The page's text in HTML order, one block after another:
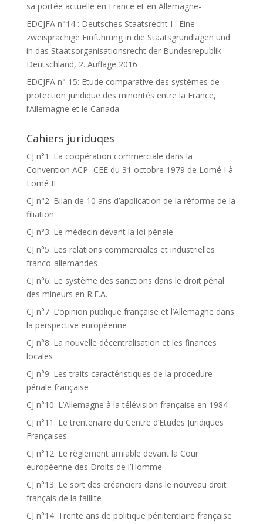
sa portée actuelle en France et en Allemagne-
EDCJFA n°14 : Deutsches Staatsrecht I : Eine
zweisprachige Einführung in die Staatsgrundlagen und
in das Staatsorganisationsrecht der Bundesrepublik
Deutschland, 2. Auflage 2016
EDCJFA n° 15: Etude comparative des systèmes de
protection juridique des minorités entre la France,
l’Allemagne et le Canada
Cahiers juriduqes
CJ n°1: La coopération commerciale dans la
Convention ACP- CEE du 31 octobre 1979 de Lomé I à
Lomé II
CJ n°2: Bilan de 10 ans d’application de la réforme de la
filiation
CJ n°3: Le médecin devant la loi pénale
CJ n°5: Les relations commerciales et industrielles
franco-allemandes
CJ n°6: Le système des sanctions dans le droit pénal
des mineurs en R.F.A.
CJ n°7: L’opinion publique française et l’Allemagne dans
la perspective européenne
CJ n°8: La nouvelle décentralisation et les finances
locales
CJ n°9: Les traits caractéristiques de la procedure
pénale française
CJ n°10: L’Allemagne à la télévision française en 1984
CJ n°11: Le trentenaire du Centre d’Etudes Juridiques
Françaises
CJ n°12: Le règlement amiable devant la Cour
européenne des Droits de l’Homme
CJ n°13: Le sort des créanciers dans le nouveau droit
français de la faillite
CJ n°14: Trente ans de politique pénitentiaire française